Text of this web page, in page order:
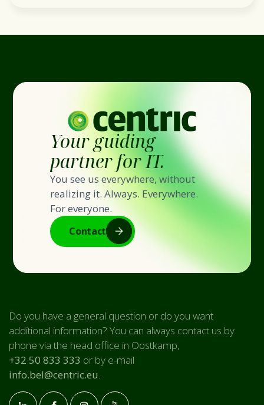
Your guiding
partner for IT.
You see us everywhere, without
realizing it. Always. Everywhere.
For everyone.
Contact
Do you have a general question or do you want
additional information? You can always contact us by
phone via the head office in Oostkamp,
+32 50 833 333 or by e-mail
info.bel@centric.eu.